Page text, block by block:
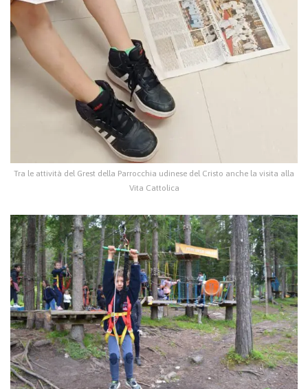
Tra le attività del Grest della Parrocchia udinese del Cristo anche la visita alla
Vita Cattolica